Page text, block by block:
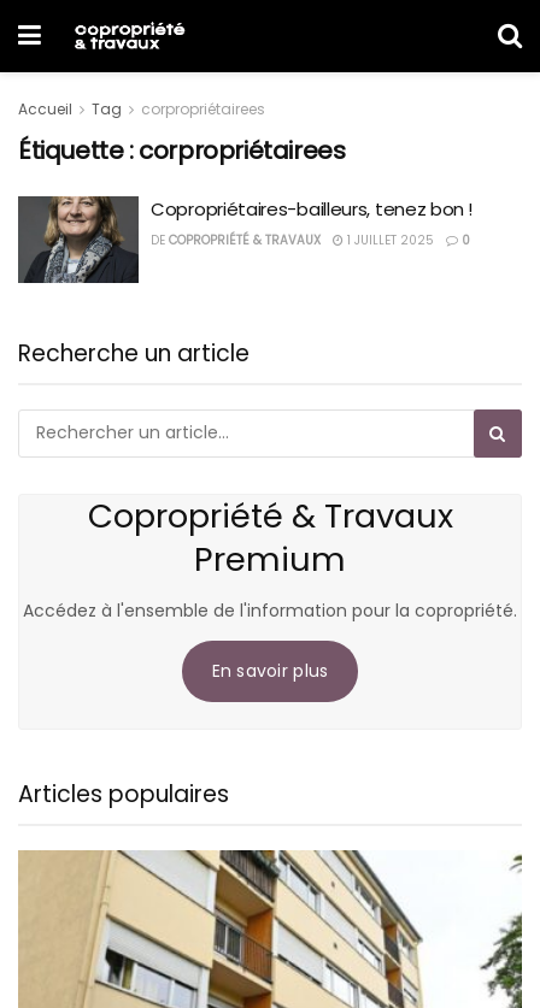
Accueil Tag corpropriétairees
Étiquette :corpropriétairees
Copropriétaires-bailleurs, tenez bon !
DE COPROPRIÉTÉ & TRAVAUX 1 JUILLET 2025 0
Recherche un article
Copropriété & Travaux
Premium
Accédez à l'ensemble de l'information pour la copropriété.
En savoir plus
Articles populaires